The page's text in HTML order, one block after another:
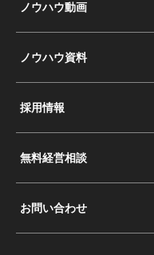
ノウハウ動画
ノウハウ資料
採用情報
無料経営相談
お問い合わせ